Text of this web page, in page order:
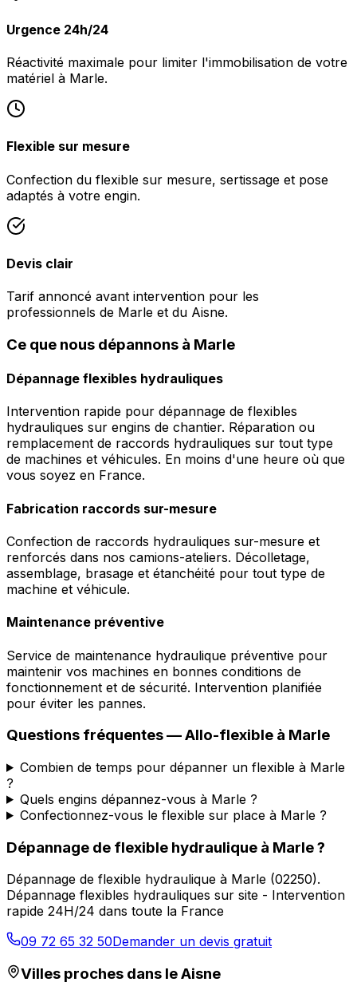
Urgence 24h/24
Réactivité maximale pour limiter l'immobilisation de votre
matériel à Marle.
Flexible sur mesure
Confection du flexible sur mesure, sertissage et pose
adaptés à votre engin.
Devis clair
Tarif annoncé avant intervention pour les
professionnels de Marle et du Aisne.
Ce que nous dépannons à Marle
Dépannage flexibles hydrauliques
Intervention rapide pour dépannage de flexibles
hydrauliques sur engins de chantier. Réparation ou
remplacement de raccords hydrauliques sur tout type
de machines et véhicules. En moins d'une heure où que
vous soyez en France.
Fabrication raccords sur-mesure
Confection de raccords hydrauliques sur-mesure et
renforcés dans nos camions-ateliers. Décolletage,
assemblage, brasage et étanchéité pour tout type de
machine et véhicule.
Maintenance préventive
Service de maintenance hydraulique préventive pour
maintenir vos machines en bonnes conditions de
fonctionnement et de sécurité. Intervention planifiée
pour éviter les pannes.
Questions fréquentes —Allo-flexible à Marle
Combien de temps pour dépanner un flexible à Marle
?
Quels engins dépannez-vous à Marle ?
Confectionnez-vous le flexible sur place à Marle ?
Dépannage de flexible hydraulique à Marle?
Dépannage de flexible hydraulique à Marle (02250).
Dépannage flexibles hydrauliques sur site - Intervention
rapide 24H/24 dans toute la France
09 72 65 32 50Demander un devis gratuit
Villes proches dans leAisne